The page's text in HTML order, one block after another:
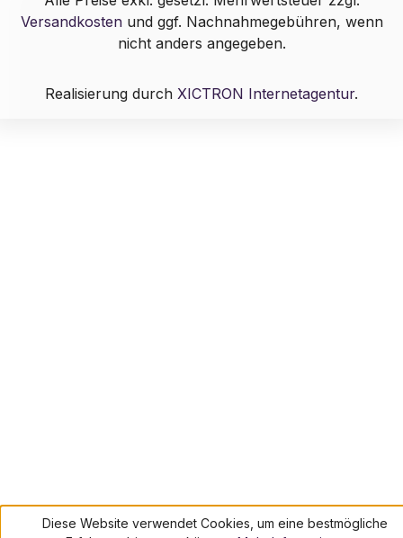
Versandkostenund ggf. Nachnahmegebühren, wenn
nicht anders angegeben.
Realisierung durch XICTRON Internetagentur.
Diese Website verwendet Cookies, um eine bestmögliche